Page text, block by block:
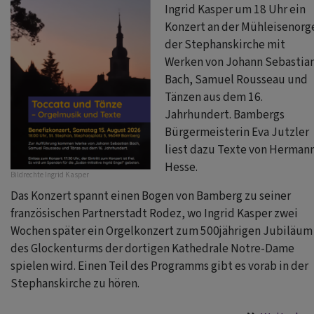
Bildrechte Ingrid Kasper
Ingrid Kasper um 18 Uhr ein
Konzert an der
der Stephanskirche mit
Werken von Johann
Bach, Samuel Rousseau und
Tänzen aus dem 16.
Jahrhundert. Bambergs
Bürgermeisterin Eva Jutzler
liest dazu Texte von
Hesse.
Das Konzert spannt einen Bogen von Bamberg zu seiner
französischen Partnerstadt Rodez, wo Ingrid Kasper zwei
Wochen später ein Orgelkonzert zum 500jährigen Jubiläum
des Glockenturms der dortigen Kathedrale Notre-Dame
spielen wird. Einen Teil des Programms gibt es vorab in der
Stephanskirche zu hören.